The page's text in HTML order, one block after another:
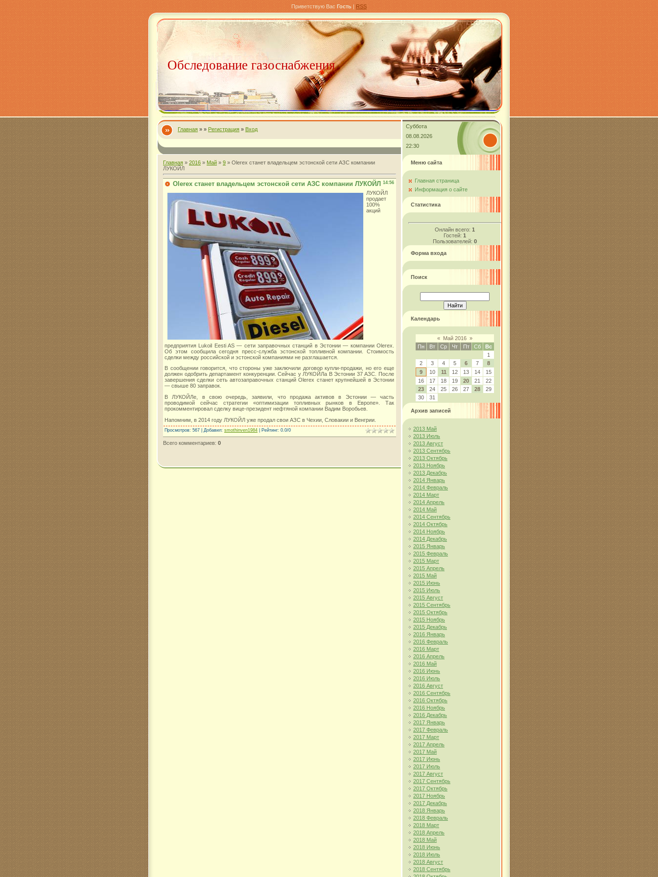
Приветствую Вас Гость | RSS
Обследование газоснабжения
Главная » » Регистрация » Вход
Суббота
08.08.2026
22:30
Главная » 2016 » Май » 9 » Olerex станет владельцем эстонской сети АЗС компании
ЛУКОЙЛ
14:56
Olerex станет владельцем эстонской сети АЗС компании ЛУКОЙЛ
ЛУКОЙЛ
продает
100%
акций
предприятия Lukoil Eesti AS — сети заправочных станций в Эстонии — компании Olerex.
Об этом сообщила сегодня пресс-служба эстонской топливной компании. Стоимость
сделки между российской и эстонской компаниями не разглашается.
В сообщении говорится, что стороны уже заключили договор купли-продажи, но его еще
должен одобрить департамент конкуренции. Сейчас у ЛУКОЙЛа В Эстонии 37 АЗС. После
завершения сделки сеть автозаправочных станций Olerex станет крупнейшей в Эстонии
— свыше 80 заправок.
В ЛУКОЙЛе, в свою очередь, заявили, что продажа активов в Эстонии — часть
проводимой сейчас стратегии «оптимизации топливных рынков в Европе». Так
прокомментировал сделку вице-президент нефтяной компании Вадим Воробьев.
Напомним, в 2014 году ЛУКОЙЛ уже продал свои АЗС в Чехии, Словакии и Венгрии.
Просмотров: 567 | Добавил: smothinven1984 Рейтинг: 0.0/0
Всего комментариев: 0
Меню сайта
Главная страница
Информация о сайте
Статистика
Онлайн всего: 1
Гостей: 1
Пользователей: 0
Форма входа
Поиск
Календарь
« Май 2016 »
Пн
Вт Ср Чт Пт Сб
Вс
1
2
3 4 5 6 7
8
9
10 11 12 13 14
15
16
17 18 19 20 21
22
23
24 25 26 27 28
29
30
31
Архив записей
2013 Май
2013 Июль
2013 Август
2013 Сентябрь
2013 Октябрь
2013 Ноябрь
2013 Декабрь
2014 Январь
2014 Февраль
2014 Март
2014 Апрель
2014 Май
2014 Сентябрь
2014 Октябрь
2014 Ноябрь
2014 Декабрь
2015 Январь
2015 Февраль
2015 Март
2015 Апрель
2015 Май
2015 Июнь
2015 Июль
2015 Август
2015 Сентябрь
2015 Октябрь
2015 Ноябрь
2015 Декабрь
2016 Январь
2016 Февраль
2016 Март
2016 Апрель
2016 Май
2016 Июнь
2016 Июль
2016 Август
2016 Сентябрь
2016 Октябрь
2016 Ноябрь
2016 Декабрь
2017 Январь
2017 Февраль
2017 Март
2017 Апрель
2017 Май
2017 Июнь
2017 Июль
2017 Август
2017 Сентябрь
2017 Октябрь
2017 Ноябрь
2017 Декабрь
2018 Январь
2018 Февраль
2018 Март
2018 Апрель
2018 Май
2018 Июнь
2018 Июль
2018 Август
2018 Сентябрь